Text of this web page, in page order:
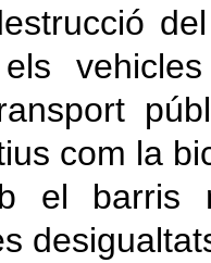
els
com la
el